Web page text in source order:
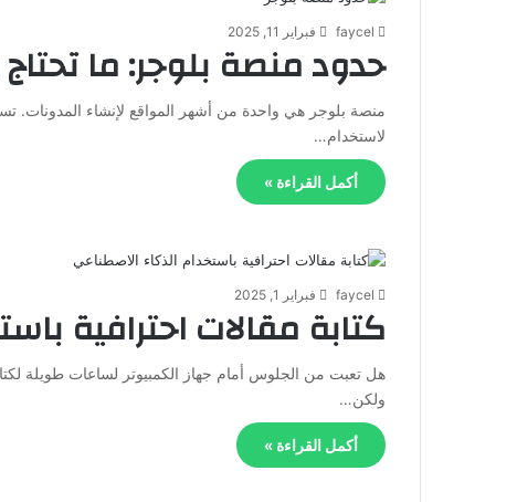
faycel فبراير 11, 2025
حدود منصة بلوجر: ما تحتاج
منصة بلوجر هي واحدة من أشهر المواقع لإنشاء المدونات.
لاستخدام…
أكمل القراءة »
faycel فبراير 1, 2025
كتابة مقالات احترافية
هل تعبت من الجلوس أمام جهاز الكمبيوتر لساعات طويلة
ولكن…
أكمل القراءة »